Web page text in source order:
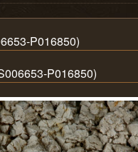
P016850)
P016850)